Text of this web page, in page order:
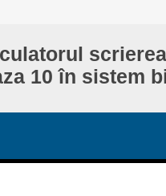
10 în sistem